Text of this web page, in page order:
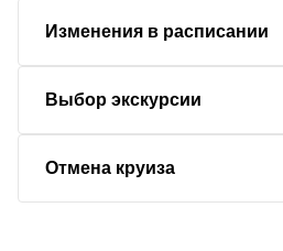
Изменения в расписании
Выбор экскурсии
Отмена круиза